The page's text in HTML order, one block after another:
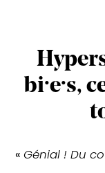
bi·e·s,
«Génial ! Du